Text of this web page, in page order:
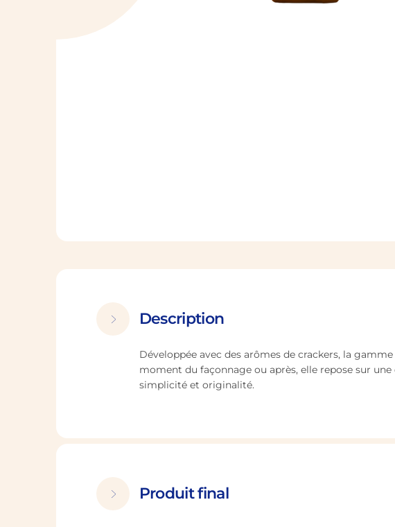
Description
Développée avec des arômes de crackers, la
moment du façonnage ou après, elle repose sur
simplicité et originalité.
Produit final